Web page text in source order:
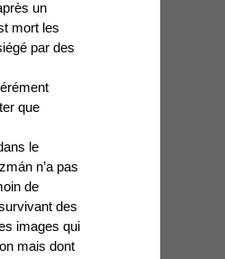
un
mort les
par des
que
le
n’a pas
de
des
images qui
mais dont